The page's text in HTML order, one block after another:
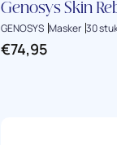
Genosys Skin
GENOSYS Masker 30
€74,95